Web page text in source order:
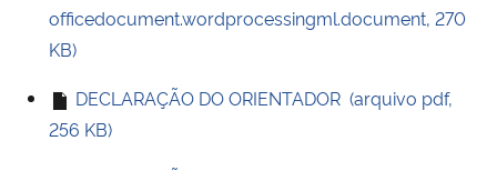
officedocument.wordprocessingml.document, 270
KB)
DECLARAÇÃO DO ORIENTADOR (arquivo pdf,
256 KB)